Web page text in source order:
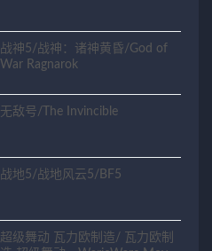
战神5/战神：诸神黄昏/God of
War Ragnarok
无敌号/The Invincible
战地5/战地风云5/BF5
超级舞动 瓦力欧制造/ 瓦力欧制